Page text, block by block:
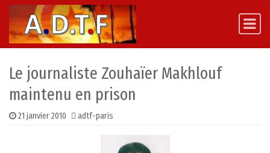
Skip to content
Main Navigation
Le journaliste Zouhaïer Makhlouf
maintenu en prison
21 janvier 2010 adtf-paris